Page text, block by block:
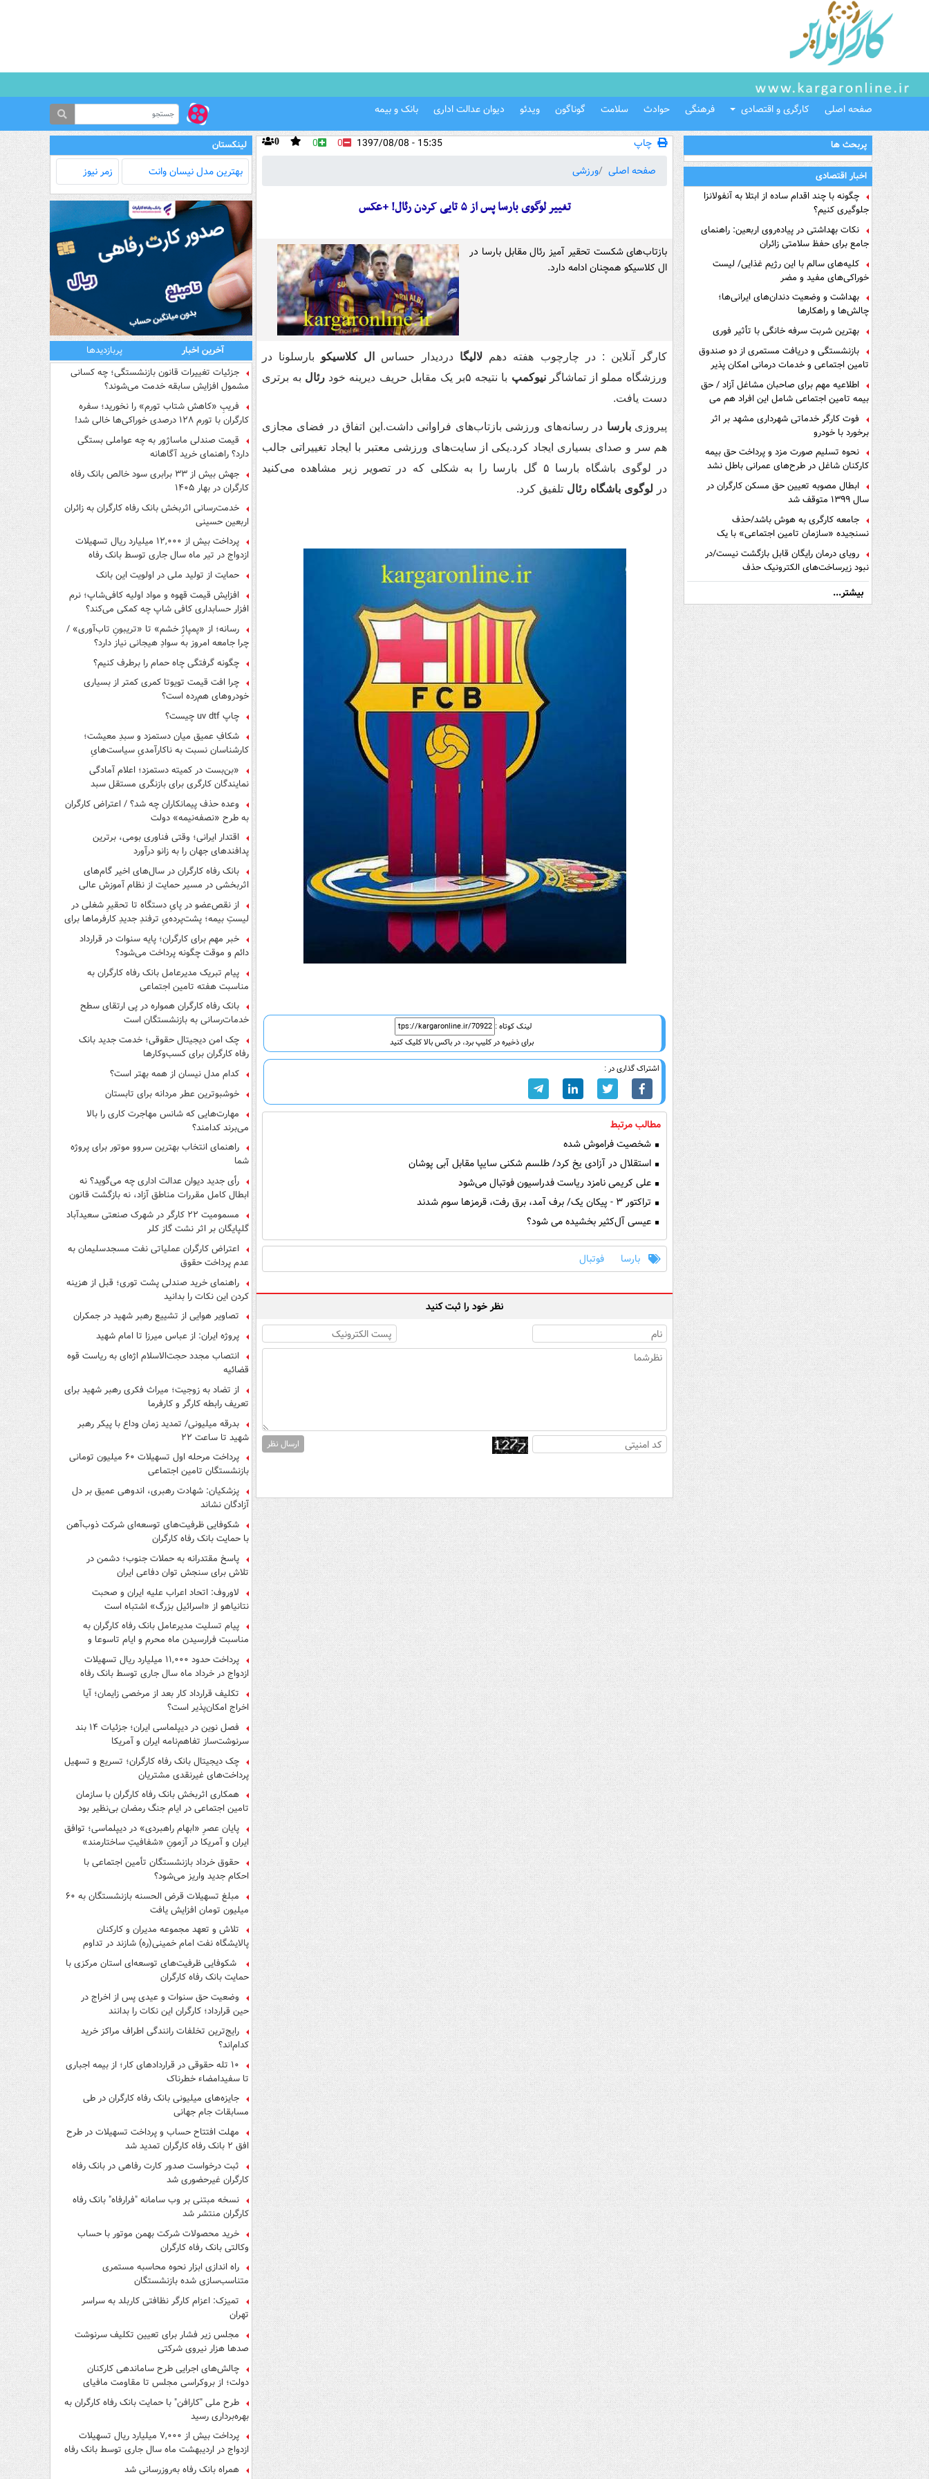
صفحه اصلی کارگری و اقتصادی فرهنگی حوادث سلامت گوناگون ویدئو دیوان عدالت اداری بانک و بیمه
پربحث ها
اخبار اقتصادی
چگونه با چند اقدام ساده از ابتلا به آنفولانزا
جلوگیری کنیم؟
نکات بهداشتی در پیاده‌روی اربعین: راهنمای
جامع برای حفظ سلامتی زائران
کلیه‌های سالم با این رژیم غذایی/ لیست
خوراکی‌های مفید و مضر
بهداشت و وضعیت دندان‌های ایرانی‌ها؛
چالش‌ها و راهکارها
بهترین شربت سرفه خانگی با تأثیر فوری
بازنشستگی و دریافت مستمری از دو صندوق
تامین اجتماعی و خدمات درمانی امکان پذیر
است ؟
اطلاعیه مهم برای صاحبان مشاغل آزاد / حق
بیمه تامین اجتماعی شامل این افراد هم می
شودفوت کارگر خدماتی شهرداری مشهد بر اثر
برخورد با خودرو
نحوه تسلیم صورت مزد و پرداخت حق بیمه
کارکنان شاغل در طرح‌های عمرانی باطل نشد
ابطال مصوبه تعیین حق مسکن کارگران در
سال ۱۳۹۹ متوقف شد
جامعه کارگری به هوش باشد/حذف
نسنجیده «سازمان تامین اجتماعی» با یک
تفاهم نامه!
رویای درمان رایگان قابل بازگشت نیست/در
نبود زیرساخت‌های الکترونیک حذف
دفترچه‌های بیمه اشتباه مضاعف است
بیشتر...
چاپ 0 0 0
15:35 - 1397/08/08
صفحه اصلی
ورزشی
تغییر لوگوی بارسا پس از ۵ تایی کردن رئال! +عکس
بازتاب‌های شکست تحقیر آمیز رئال مقابل بارسا در
ال کلاسیکو همچنان ادامه دارد.
کارگر آنلاین : در چارچوب هفته دهملالیگا دردیدار حساس ال کلاسیکو بارسلونا در
ورزشگاه مملو از تماشاگر نیوکمپ با نتیجه ۵بر یک مقابل حریف دیرینه خود رئال به برتری
دست یافت.
پیروزی بارسا در رسانه‌های ورزشی بازتاب‌های فراوانی داشت.این اتفاق در فضای مجازی
هم سر و صدای بسیاری ایجاد کرد.یکی از سایت‌های ورزشی معتبر با ایجاد تغییراتی جالب
در لوگوی باشگاه بارسا ۵ گل بارسا را به شکلی که در تصویر زیر مشاهده می‌کنید
در لوگوی باشگاه رئال تلفیق کرد.
لینک کوتاه :
برای ذخیره در کلیپ برد، در باکس بالا کلیک کنید
اشتراک گذاری در :
مطالب مرتبط
شخصیت فراموش شده
استقلال در آزادی یخ کرد/ طلسم شکنی سایپا مقابل آبی پوشان
علی کریمی نامزد ریاست فدراسیون فوتبال می‌شود
تراکتور ۳ - پیکان یک/ برف آمد، برق رفت، قرمزها سوم شدند
عیسی آل‌کثیر بخشیده می شود؟
بارسا فوتبال
نظر خود را ثبت کنید
ارسال نظر
لینکستان
بهترین مدل‌ نیسان وانت زمر نیوز
آخرین اخبار
پربازدیدها
جزئیات تغییرات قانون بازنشستگی؛ چه کسانی
مشمول افزایش سابقه خدمت می‌شوند؟
فریبِ «کاهش شتاب تورم» را نخورید؛ سفره
کارگران با تورم ۱۲۸ درصدی خوراکی‌ها خالی شد!
قیمت صندلی ماساژور به چه عواملی بستگی
دارد؟ راهنمای خرید آگاهانه
جهش بیش از ۳۳ برابری سود خالص بانک رفاه
کارگران در بهار ۱۴۰۵
خدمت‌رسانی اثربخش بانک رفاه کارگران به زائران
اربعین حسینی
پرداخت بیش از ۱۲,۰۰۰ میلیارد ریال تسهیلات
ازدواج در تیر ماه سال جاری توسط بانک رفاه
کارگران
حمایت از تولید ملی در اولویت این بانک
افزایش قیمت قهوه و مواد اولیه کافی‌شاپ؛ نرم
افزار حسابداری کافی شاپ چه کمکی می‌کند؟
رسانه؛ از «پمپاژِ خشم» تا «تریبونِ تاب‌آوری» /
چرا جامعه امروز به سوادِ هیجانی نیاز دارد؟
چگونه گرفتگی چاه حمام را برطرف کنیم؟
چرا افت قیمت تویوتا کمری کمتر از بسیاری
خودروهای هم‌رده است؟
چاپ uv dtf چیست؟
شکافِ عمیق میان دستمزد و سبدِ معیشت؛
کارشناسان نسبت به ناکارآمدیِ سیاست‌هایِ
حمایتی هشدار دادند
«بن‌بست در کمیته دستمزد؛ اعلام آمادگی
نمایندگان کارگری برای بازنگری مستقل سبد
وعده حذف پیمانکاران چه شد؟ / اعتراض کارگران
به طرح «نصفه‌نیمه» دولت
اقتدار ایرانی؛ وقتی فناوری بومی، برترین
پدافندهای جهان را به زانو درآورد
بانک رفاه کارگران در سال‌های اخیر گام‌های
اثربخشی در مسیر حمایت از نظام آموزش عالی
برداشته است
از نقص‌عضو در پایِ دستگاه تا تحقیرِ شغلی در
لیستِ بیمه؛ پشت‌پرده‌یِ ترفندِ جدیدِ کارفرماها برای
فرار از قانون چیست؟
خبر مهم برای کارگران؛ پایه سنوات در قرارداد
دائم و موقت چگونه پرداخت می‌شود؟
پیام تبریک مدیرعامل بانک رفاه کارگران به
مناسبت هفته تامین اجتماعی
بانک رفاه کارگران همواره در پی ارتقای سطح
خدمات‌رسانی به بازنشستگان است
چک امن دیجیتال حقوقی؛ خدمت جدید بانک
رفاه کارگران برای کسب‌وکارها
کدام مدل نیسان از همه بهتر است؟
خوشبوترین عطر مردانه برای تابستان
مهارت‌هایی که شانس مهاجرت کاری را بالا
می‌برند کدامند؟
راهنمای انتخاب بهترین سروو موتور برای پروژه
شما
رأی جدید دیوان عدالت اداری چه می‌گوید؟ نه
ابطال کامل مقررات مناطق آزاد، نه بازگشت قانون
مسمومیت ۲۲ کارگر در شهرک صنعتی سعیدآباد
گلپایگان بر اثر نشت گاز کلر
اعتراض کارگران عملیاتی نفت مسجدسلیمان به
عدم پرداخت حقوق
راهنمای خرید صندلی پشت توری؛ قبل از هزینه
کردن این نکات را بدانید
تصاویر هوایی از تشییع رهبر شهید در جمکران
پروژه ایران: از عباس میرزا تا امام شهید
انتصاب مجدد حجت‌الاسلام اژه‌ای به ریاست قوه‌
قضائیه
از تضاد به زوجیت؛ میراث فکری رهبر شهید برای
تعریف رابطه کارگر و کارفرما
بدرقه میلیونی/ تمدید زمان وداع با پیکر رهبر
شهید تا ساعت ۲۲
پرداخت مرحله اول تسهیلات ۶۰ میلیون تومانی
بازنشستگان تامین اجتماعی
پزشکیان: شهادت رهبری، اندوهی عمیق بر دل
آزادگان نشاند
شکوفایی ظرفیت‌های توسعه‌ای شرکت ذوب‌آهن
با حمایت‌ بانک رفاه کارگران
پاسخ مقتدرانه به حملات جنوب؛ دشمن در
تلاش برای سنجش توان دفاعی ایران
لاوروف: اتحاد اعراب علیه ایران و صحبت
نتانیاهو از «اسرائیل بزرگ» اشتباه است
پیام تسلیت مدیرعامل بانک رفاه کارگران به
مناسبت فرارسیدن ماه محرم و ایام تاسوعا و
عاشورای حسینی
پرداخت حدود ۱۱,۰۰۰ میلیارد ریال تسهیلات
ازدواج در خرداد ماه سال جاری توسط بانک رفاه
کارگران
تکلیف قرارداد کار بعد از مرخصی زایمان؛ آیا
اخراج امکان‌پذیر است؟
فصل نوین در دیپلماسی ایران؛ جزئیات ۱۴ بند
سرنوشت‌ساز تفاهم‌نامه ایران و آمریکا
چک دیجیتال بانک رفاه کارگران؛ تسریع و تسهیل
پرداخت‌های غیرنقدی مشتریان
همکاری اثربخش بانک رفاه کارگران با سازمان
تامین اجتماعی در ایام جنگ رمضان بی‌نظیر بود
پایان عصرِ «ابهام راهبردی» در دیپلماسی؛ توافق
ایران و آمریکا در آزمونِ «شفافیتِ ساختارمند»
حقوق خرداد بازنشستگان تأمین اجتماعی با
احکام جدید واریز می‌شود؟
مبلغ تسهیلات قرض الحسنه بازنشستگان به ۶۰
میلیون تومان افزایش یافت
تلاش و تعهد مجموعه مدیران و کارکنان
پالایشگاه نفت امام خمینی(ره) شازند در تداوم
تولید در ایام جنگ رمضان، شایسته قدردانی است
شکوفایی ظرفیت‌های توسعه‌ای استان مرکزی با
حمایت بانک رفاه کارگران
وضعیت حق سنوات و عیدی پس از اخراج در
حین قرارداد؛ کارگران این نکات را بدانند
رایج‌ترین تخلفات رانندگی اطراف مراکز خرید
کدام‌اند؟
۱۰ تله حقوقی در قراردادهای کار؛ از بیمه اجباری
تا سفیدامضاء خطرناک
جایزه‌های میلیونی بانک رفاه کارگران در طی
مسابقات جام جهانی
مهلت افتتاح حساب و پرداخت تسهیلات در طرح
افق ۲ بانک رفاه کارگران تمدید شد
ثبت درخواست صدور کارت رفاهی در بانک رفاه
کارگران غیرحضوری شد
نسخه مبتنی بر وب سامانه "فرارفاه" بانک رفاه
کارگران منتشر شد
خرید محصولات شرکت بهمن موتور با حساب
وکالتی بانک رفاه کارگران
راه اندازی ابزار نحوه محاسبه مستمری
متناسب‌سازی شده بازنشستگان
تمیزک: اعزام کارگر نظافتی کاربلد به سراسر
تهران
مجلس زیر فشار برای تعیین تکلیف سرنوشت
صدها هزار نیروی شرکتی
چالش‌های اجرایی طرح ساماندهی کارکنان
دولت؛ از بروکراسی مجلس تا مقاومت مافیای
واسطه‌گری
طرح ملی "کارافن" با حمایت بانک رفاه کارگران به
بهره‌برداری رسید
پرداخت بیش از ۷,۰۰۰ میلیارد ریال تسهیلات
ازدواج در اردیبهشت ماه سال جاری توسط بانک رفاه
کارگران
همراه بانک رفاه به‌روزرسانی شد